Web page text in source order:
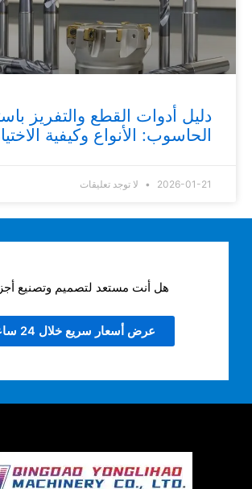
دليل أدوات القطع والتفريز
الحاسوب: الأنواع وكيفية
2026-01-21 لا توجد تعليقات
هل أنت مستعد لتصميم وتصنيع
عرض أسعار سريع خلال 24 ساعة